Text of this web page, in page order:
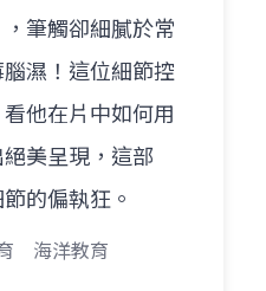
，筆觸卻細膩於常
濕！這位細節控
他在片中如何用
美呈現，這部
的偏執狂。
海洋教育